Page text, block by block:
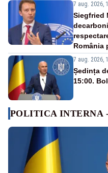
7 aug. 2026,
Siegfried
România
7 aug. 2026,
Ședința
15:00.
POLITICA INTERNA